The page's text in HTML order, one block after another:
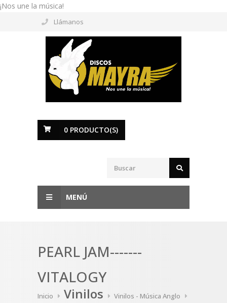
¡Nos une la música!
Llámanos
0 PRODUCTO(S)
MENÚ
PEARL JAM-------
VITALOGY
Inicio Vinilos
Vinilos - Música Anglo